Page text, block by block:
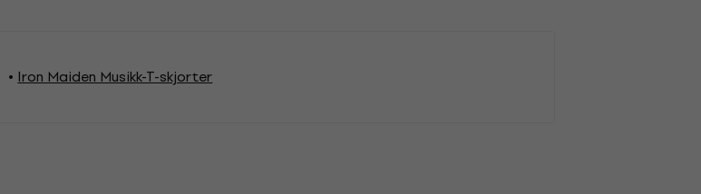
Iron Maiden Musikk-T-skjorter